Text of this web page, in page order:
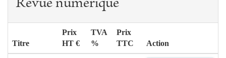
Revue numérique
Titre
Prix
HT €
TVA
%
Prix
TTC
Action